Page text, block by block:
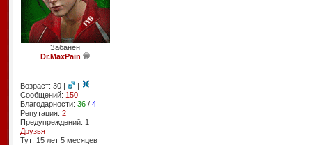
Забанен
Dr.MaxPain
--
Возраст: 30 |
|
Сообщений: 150
Благодарности: 36/ 4
Репутация: 2
Предупреждений: 1
Друзья
Тут: 15 лет 5 месяцев